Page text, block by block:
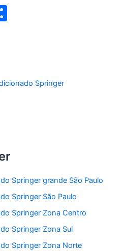
Springer
Springer grande São Paulo
Springer São Paulo
Springer Zona Centro
Springer Zona Sul
Springer Zona Norte